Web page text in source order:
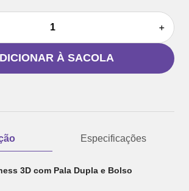
＋
À SACOLA
Especificações
3D com Pala Dupla e Bolso